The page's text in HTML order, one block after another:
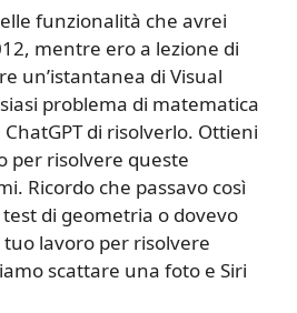
funzionalità che avrei
mentre ero a lezione di
un’istantanea di Visual
problema di matematica
di risolverlo. Ottieni
per risolvere queste
Ricordo che passavo così
di geometria o dovevo
lavoro per risolvere
scattare una foto e Siri